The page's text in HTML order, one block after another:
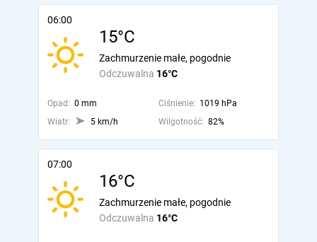
06:00
15°C
Odczuwalna 16°C
Zachmurzenie małe, pogodnie
Opad: 0 mm Ciśnienie: 1019 hPa
Wiatr:
5 km/h Wilgotność: 82%
07:00
16°C
Odczuwalna 16°C
Zachmurzenie małe, pogodnie